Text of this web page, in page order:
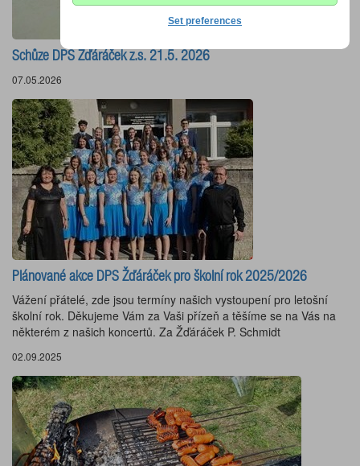
Schůze DPS Žďáráček z.s. 21.5. 2026
07.05.2026
Plánované akce DPS Žďáráček pro školní rok 2025/2026
Vážení přátelé, zde jsou termíny našich vystoupení pro letošní
školní rok. Děkujeme Vám za Vaši přízeň a těšíme se na Vás na
některém z našich koncertů. Za Žďáráček P. Schmidt
02.09.2025
Set preferences